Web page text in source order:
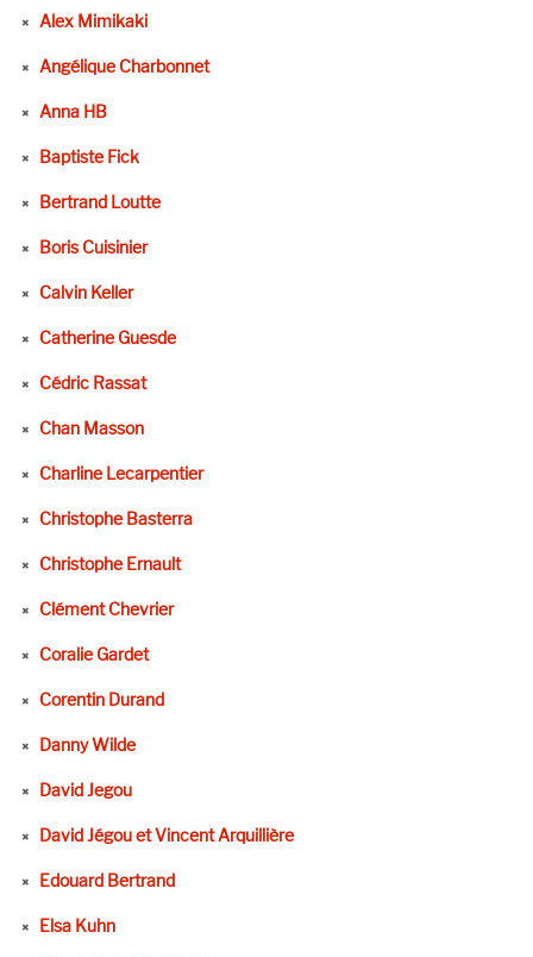
Alex Mimikaki
Angélique Charbonnet
Anna HB
Baptiste Fick
Bertrand Loutte
Boris Cuisinier
Calvin Keller
Catherine Guesde
Cédric Rassat
Chan Masson
Charline Lecarpentier
Christophe Basterra
Christophe Ernault
Clément Chevrier
Coralie Gardet
Corentin Durand
Danny Wilde
David Jegou
David Jégou et Vincent Arquillière
Edouard Bertrand
Elsa Kuhn